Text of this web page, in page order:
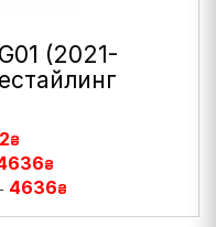
(2021-
₴
₴
4636₴